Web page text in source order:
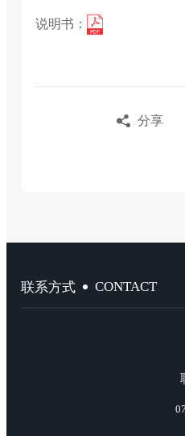
说明书：
分享
联系方式 CONTACT